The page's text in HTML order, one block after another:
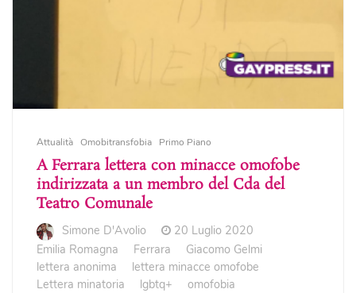
Attualità Omobitransfobia Primo Piano
A Ferrara lettera con minacce omofobe
indirizzata a un membro del Cda del
Teatro Comunale
Simone D'Avolio
20 Luglio 2020
Emilia Romagna
Ferrara
Giacomo Gelmi
lettera anonima
lettera minacce omofobe
Lettera minatoria
lgbtq+ omofobia